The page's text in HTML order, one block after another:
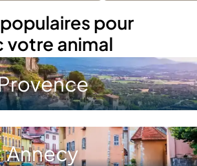
pour
votre animal
Annecy